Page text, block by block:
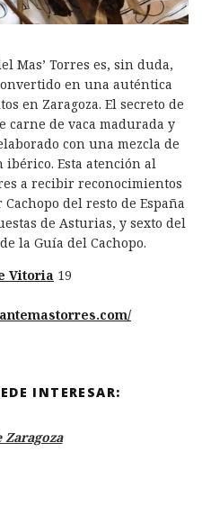
Mas’ Torres es, sin duda,
en una auténtica
en Zaragoza. El secreto de
carne de vaca madurada y
con una mezcla de
ibérico. Esta atención al
a recibir reconocimientos
del resto de España
de Asturias, y sexto del
la Guía del Cachopo.
Vitoria 19
INTERESAR:
Zaragoza